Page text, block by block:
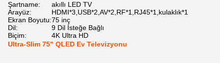
Şartname:
akıllı LED TV
Arayüz:
HDMI*3,USB*2,AV*2,RF*1,RJ45*1,kulaklık*1
Ekran Boyutu:75 inç
Dil:
9 Dil İsteğe Bağlı
Biçim:
4K Ultra HD
Ultra-Slim 75" QLED Ev Televizyonu